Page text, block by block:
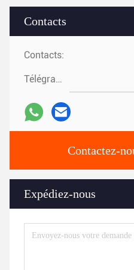
Contacts
Contacts:
Télégramme:
Contactez-
Expédiez-nous